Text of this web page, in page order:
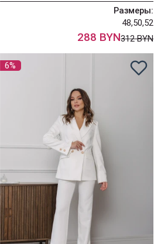
Размеры:
48,50,52
288 BYN312 BYN
6%